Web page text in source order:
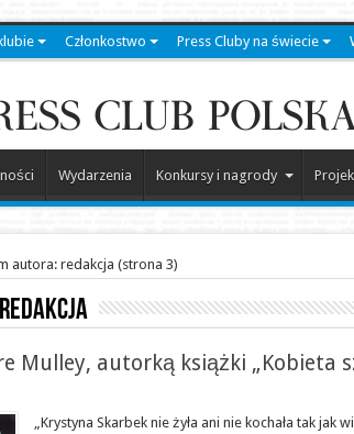
Członkostwo Press Cluby na świecie
Wydarzenia Konkursy i nagrody
autora: redakcja (strona 3)
Mulley, autorką książki „Kobieta
„Krystyna Skarbek nie żyła ani nie kochała tak jak